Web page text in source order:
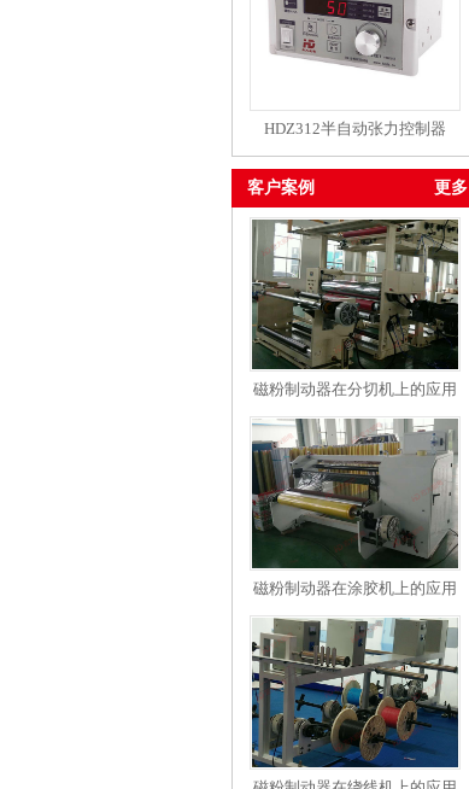
HDZ312半自动张力控制器
客户案例 更多
磁粉制动器在分切机上的应用
磁粉制动器在涂胶机上的应用